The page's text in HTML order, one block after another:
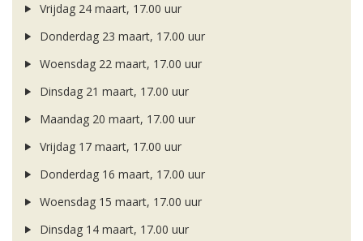
Vrijdag 24 maart, 17.00 uur
Donderdag 23 maart, 17.00 uur
Woensdag 22 maart, 17.00 uur
Dinsdag 21 maart, 17.00 uur
Maandag 20 maart, 17.00 uur
Vrijdag 17 maart, 17.00 uur
Donderdag 16 maart, 17.00 uur
Woensdag 15 maart, 17.00 uur
Dinsdag 14 maart, 17.00 uur